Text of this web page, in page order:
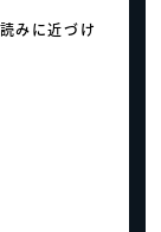
みに近づけ